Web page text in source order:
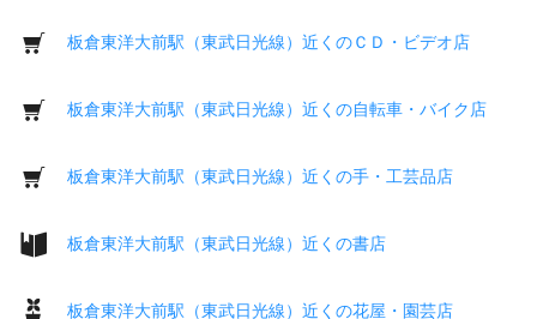
板倉東洋大前駅（東武日光線）近くのＣＤ・ビデオ店
板倉東洋大前駅（東武日光線）近くの自転車・バイク店
板倉東洋大前駅（東武日光線）近くの手・工芸品店
板倉東洋大前駅（東武日光線）近くの書店
板倉東洋大前駅（東武日光線）近くの花屋・園芸店